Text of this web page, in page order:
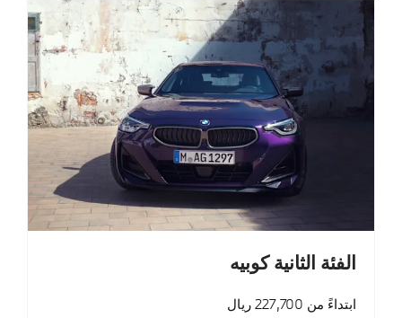
الفئة الثانية كوبيه
ابتداءً من 227,700 ريال